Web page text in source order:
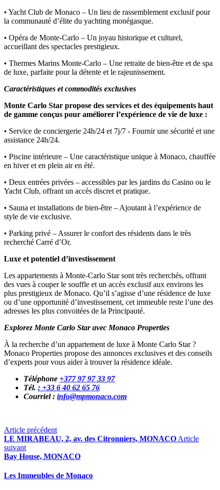
• Yacht Club de Monaco – Un lieu de rassemblement exclusif pour
la communauté d’élite du yachting monégasque.
• Opéra de Monte-Carlo – Un joyau historique et culturel,
accueillant des spectacles prestigieux.
• Thermes Marins Monte-Carlo – Une retraite de bien-être et de spa
de luxe, parfaite pour la détente et le rajeunissement.
Caractéristiques et commodités exclusives
Monte Carlo Star propose des services et des équipements haut
de gamme conçus pour améliorer l’expérience de vie de luxe :
• Service de conciergerie 24h/24 et 7j/7 - Fournir une sécurité et une
assistance 24h/24.
• Piscine intérieure – Une caractéristique unique à Monaco, chauffée
en hiver et en plein air en été.
• Deux entrées privées – accessibles par les jardins du Casino ou le
Yacht Club, offrant un accès discret et pratique.
• Sauna et installations de bien-être – Ajoutant à l’expérience de
style de vie exclusive.
• Parking privé – Assurer le confort des résidents dans le très
recherché Carré d’Or.
Luxe et potentiel d’investissement
Les appartements à Monte-Carlo Star sont très recherchés, offrant
des vues à couper le souffle et un accès exclusif aux environs les
plus prestigieux de Monaco. Qu’il s’agisse d’une résidence de luxe
ou d’une opportunité d’investissement, cet immeuble reste l’une des
adresses les plus convoitées de la Principauté.
Explorez Monte Carlo Star avec Monaco Properties
À la recherche d’un appartement de luxe à Monte Carlo Star ?
Monaco Properties propose des annonces exclusives et des conseils
d’experts pour vous aider à trouver la résidence idéale.
Téléphone +377 97 97 33 97
Tél. : +33 6 40 62 65 76
Courriel : info@mpmonaco.com
Article précédent
LE MIRABEAU, 2, av. des Citronniers, MONACO Article
suivant
Bay House, MONACO
Les Immeubles de Monaco